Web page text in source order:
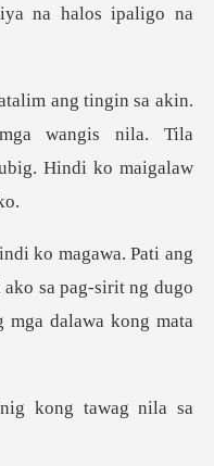
wangis nila. Tila
sa pag-sirit ng dugo
kong